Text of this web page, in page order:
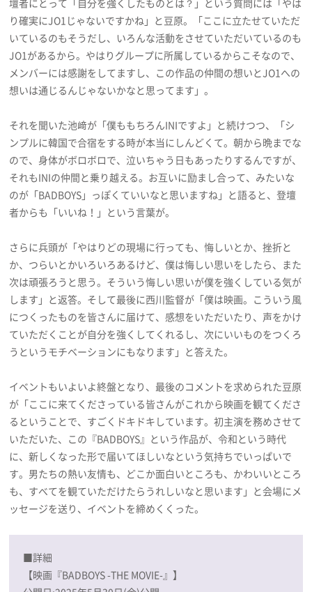
り確実にJO1じゃないですかね」と豆原。「ここに立たせていただ
いているのもそうだし、いろんな活動をさせていただいているのも
JO1があるから。やはりグループに所属しているからこそなので、
メンバーには感謝をしてますし、この作品の仲間の想いとJO1への
想いは通じるんじゃないかなと思ってます」。
それを聞いた池﨑が「僕ももちろんINIですよ」と続けつつ、「シ
ンプルに韓国で合宿をする時が本当にしんどくて。朝から晩までな
ので、身体がボロボロで、泣いちゃう日もあったりするんですが、
それもINIの仲間と乗り越える。お互いに励まし合って、みたいな
のが「BADBOYS」っぽくていいなと思いますね」と語ると、登壇
者からも「いいね！」という言葉が。
さらに兵頭が「やはりどの現場に行っても、悔しいとか、挫折と
か、つらいとかいろいろあるけど、僕は悔しい思いをしたら、また
次は頑張ろうと思う。そういう悔しい思いが僕を強くしている気が
します」と返答。そして最後に西川監督が「僕は映画。こういう風
につくったものを皆さんに届けて、感想をいただいたり、声をかけ
ていただくことが自分を強くしてくれるし、次にいいものをつくろ
うというモチベーションにもなります」と答えた。
イベントもいよいよ終盤となり、最後のコメントを求められた豆原
が「ここに来てくださっている皆さんがこれから映画を観てくださ
るということで、すごくドキドキしています。初主演を務めさせて
いただいた、この『BADBOYS』という作品が、令和という時代
に、新しくなった形で届いてほしいなという気持ちでいっぱいで
す。男たちの熱い友情も、どこか面白いところも、かわいいところ
も、すべてを観ていただけたらうれしいなと思います」と会場にメ
ッセージを送り、イベントを締めくくった。
■詳細
【映画『BADBOYS -THE MOVIE-』】